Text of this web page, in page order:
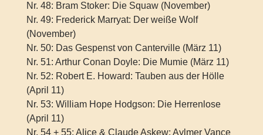
Nr. 48: Bram Stoker: Die Squaw (November)
Nr. 49: Frederick Marryat: Der weiße Wolf
(November)
Nr. 50: Das Gespenst von Canterville (März 11)
Nr. 51: Arthur Conan Doyle: Die Mumie (März 11)
Nr. 52: Robert E. Howard: Tauben aus der Hölle
(April 11)
Nr. 53: William Hope Hodgson: Die Herrenlose
(April 11)
Nr. 54 + 55: Alice & Claude Askew: Aylmer Vance